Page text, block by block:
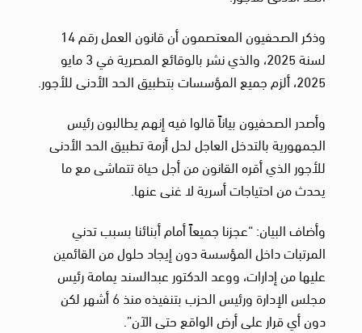
وذكر الصحفيون المعتصمون أن قانون العمل رقم 14
لسنة 2025، والذي نشر بالوقائع المصرية في 3 مايو
2025، ألزم جميع المؤسسات بتطبيق الحد الأدنى للأجور.
وأصدر الصحفيون بياناً قالوا فيه إنهم يطالبون رئيس
الجمهورية بالتدخل العاجل لحل أزمة تطبيق الحد الأدنى
للأجور الذي أقره القانون من أجل حياة تتماشى مع ما
يحدث من احتياجات أسرية لا غنى عنها.
وأضاف البيان: “عجزنا جميعاً أمام أبنائنا بسبب تدني
المرتبات داخل المؤسسة دون إيجاد حلول من القائمين
عليها من إدارات، ووعد الدكتور عبدالسند يمامة رئيس
مجلس الإدارة ورئيس الحزب بتنفيذه منذ 6 أشهر لكن
دون أي قرار على أرض الواقع حتى الآن”.